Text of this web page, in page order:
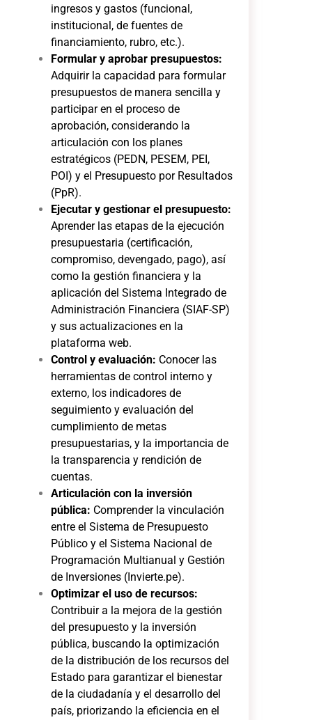
ingresos y gastos (funcional,
institucional, de fuentes de
financiamiento, rubro, etc.).
Formular y aprobar presupuestos:
Adquirir la capacidad para formular
presupuestos de manera sencilla y
participar en el proceso de
aprobación, considerando la
articulación con los planes
estratégicos (PEDN, PESEM, PEI,
POI) y el Presupuesto por Resultados
(PpR).
Ejecutar y gestionar el presupuesto:
Aprender las etapas de la ejecución
presupuestaria (certificación,
compromiso, devengado, pago), así
como la gestión financiera y la
aplicación del Sistema Integrado de
Administración Financiera (SIAF-SP)
y sus actualizaciones en la
plataforma web.
Control y evaluación: Conocer las
herramientas de control interno y
externo, los indicadores de
seguimiento y evaluación del
cumplimiento de metas
presupuestarias, y la importancia de
la transparencia y rendición de
cuentas.
Articulación con la inversión
pública: Comprender la vinculación
entre el Sistema de Presupuesto
Público y el Sistema Nacional de
Programación Multianual y Gestión
de Inversiones (Invierte.pe).
Optimizar el uso de recursos:
Contribuir a la mejora de la gestión
del presupuesto y la inversión
pública, buscando la optimización
de la distribución de los recursos del
Estado para garantizar el bienestar
de la ciudadanía y el desarrollo del
país, priorizando la eficiencia en el